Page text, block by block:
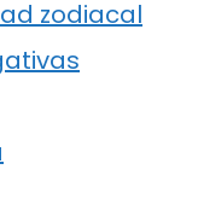
zodiacal